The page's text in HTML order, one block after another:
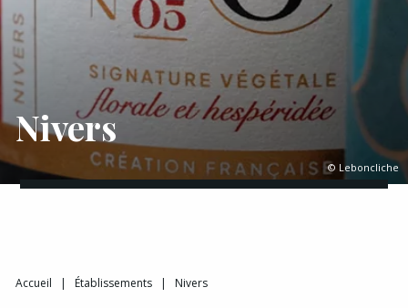
© Leboncliche
Nivers
Accueil | Établissements | Nivers